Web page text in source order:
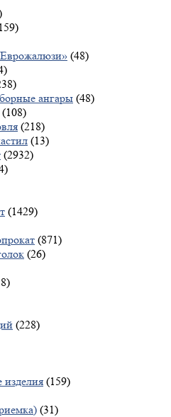
(48)
ангары (48)
(108)
(218)
(13)
(2932)
(1429)
(871)
(26)
(228)
(159)
(31)